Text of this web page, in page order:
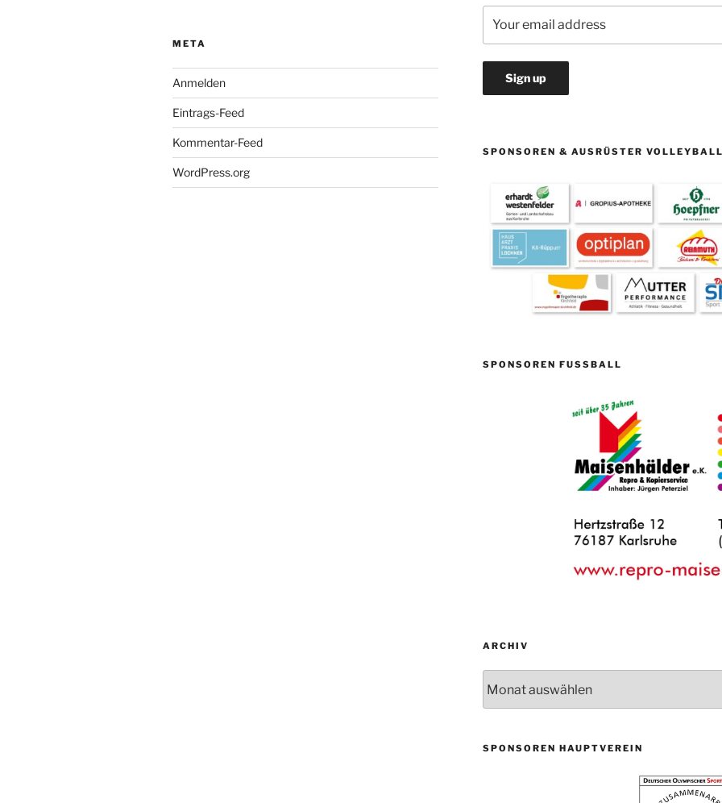
META
Anmelden
Eintrags-Feed
Kommentar-Feed
WordPress.org
SPONSOREN & AUSRÜSTER
SPONSOREN FUSSBALL
ARCHIV
SPONSOREN HAUPTVEREIN